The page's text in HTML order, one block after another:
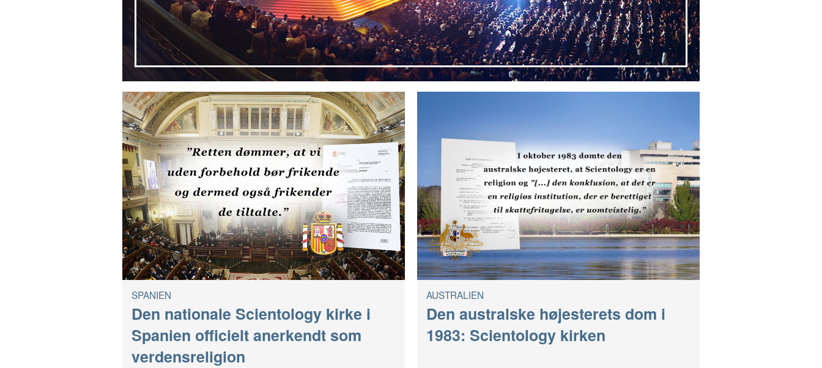
SPANIEN
Den nationale Scientology kirke i
Spanien officielt anerkendt som
verdensreligion
AUSTRALIEN
Den australske højesterets dom i
1983: Scientology kirken